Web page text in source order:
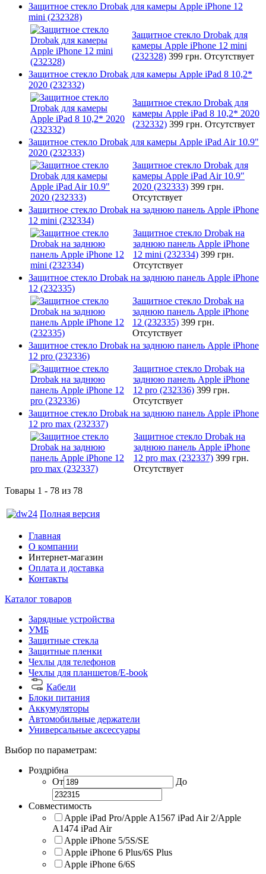
Защитное стекло Drobak для камеры Apple iPhone 12
mini (232328)
Защитное стекло Drobak для
камеры Apple iPhone 12 mini
(232328) 399 грн. Отсутствует
Защитное стекло Drobak для камеры Apple iPad 8 10,2*
2020 (232332)
Защитное стекло Drobak для
камеры Apple iPad 8 10,2* 2020
(232332) 399 грн. Отсутствует
Защитное стекло Drobak для камеры Apple iPad Air 10.9"
2020 (232333)
Защитное стекло Drobak для
камеры Apple iPad Air 10.9"
2020 (232333) 399 грн.
Отсутствует
Защитное стекло Drobak на заднюю панель Apple iPhone
12 mini (232334)
Защитное стекло Drobak на
заднюю панель Apple iPhone
12 mini (232334) 399 грн.
Отсутствует
Защитное стекло Drobak на заднюю панель Apple iPhone
12 (232335)
Защитное стекло Drobak на
заднюю панель Apple iPhone
12 (232335) 399 грн.
Отсутствует
Защитное стекло Drobak на заднюю панель Apple iPhone
12 pro (232336)
Защитное стекло Drobak на
заднюю панель Apple iPhone
12 pro (232336) 399 грн.
Отсутствует
Защитное стекло Drobak на заднюю панель Apple iPhone
12 pro max (232337)
Защитное стекло Drobak на
заднюю панель Apple iPhone
12 pro max (232337) 399 грн.
Отсутствует
Товары 1 - 78 из 78
Полная версия
Главная
О компании
Интернет-магазин
Оплата и доставка
Контакты
Каталог товаров
Зарядные устройства
УМБ
Защитные стекла
Защитные пленки
Чехлы для телефонов
Чехлы для планшетов/E-book
Кабели
Блоки питания
Аккумуляторы
Автомобильные держатели
Универсальные аксессуары
Выбор по параметрам:
Роздрібна
От
До
Совместимость
Apple iPad Pro/Apple A1567 iPad Air 2/Apple
A1474 iPad Air
Apple iPhone 5/5S/SE
Apple iPhone 6 Plus/6S Plus
Apple iPhone 6/6S